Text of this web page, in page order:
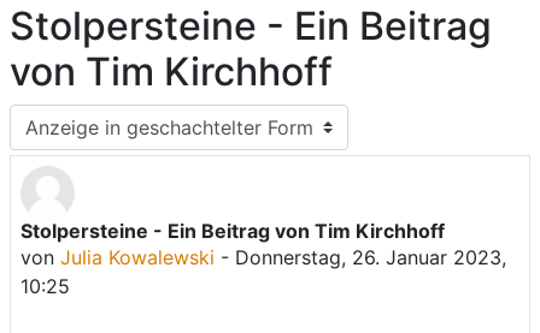
Stolpersteine - Ein Beitrag
von Tim Kirchhoff
Anzeigemodus
Stolpersteine - Ein Beitrag von Tim Kirchhoff
von Julia Kowalewski - Donnerstag, 26. Januar 2023,
10:25
Anzahl Antworten: 0